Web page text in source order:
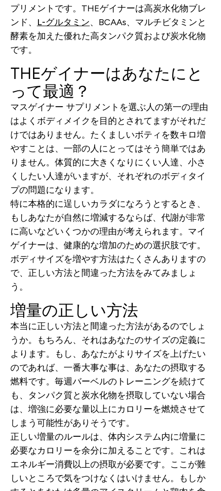
プリメントです。THEゲイナーは高炭水化物ブレ
ンド、
L-グルタミン、BCAAs、マルチビタミンと
酵素を加えた優れた高タンパク質および炭水化物
です。
THEゲイナーはあなたにと
って最適？
マスゲイナー サプリメントを選ぶ人の第一の理由
はよくボディメイクを目的とされてますがそれだ
けではありません。たくましいボティを数キロ増
やすことは、一部の人にとってはそう簡単ではあ
りません。体質的に大きくなりにくい人達、小さ
くしたい人達がいますが、それぞれのボディタイ
プの問題になります。
特に本格的に逞しいカラダになろうとするとき、
もしあなたが自然に増減するならば、代謝が非常
に高いなどいくつかの理由が考えられます。マイ
ゲイナーは、健康的な増加のための選択肢です。
ボディサイズを増やす方法はたくさんありますの
で、正しい方法と間違った方法をみてみましょ
う。
増量の正しい方法
本当に正しい方法と間違った方法があるのでしょ
うか。もちろん、それはあなたのサイズの定義に
よります。もし、あなたがよりサイズを上げたい
のであれば、一番大事な事は、あなたの摂取する
燃料です。毎週バーベルのトレーニングを続けて
も、タンパク質と炭水化物を摂取していない場合
は、増強に必要な量以上にカロリーを燃焼させて
しまう可能性がありそうです。
正しい増量のルールは、体内システム内に増量に
必要なカロリーを余分に加えることです。これは
エネルギー消費以上の摂取が必要です。ここが難
しいところで気をつけなくはいけません。もしか